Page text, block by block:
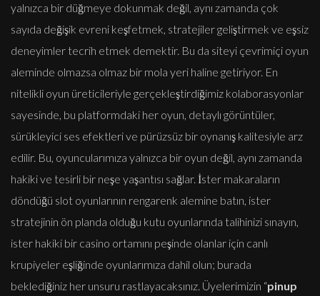
yalnızca bir düğmeye dokunmak değil, aynı zamanda çok
sayıda değişik evreni keşfetmek, stratejiler geliştirmek ve eşsiz
deneyimler tecrih etmek demektir. Bu da siteyi çevrimiçi oyun
aleminde olmazsa olmaz bir mola yeri haline getiriyor. En
nitelikli oyun üreticileriyle gerçekleştirdiğimiz kolaborasyonlar
sayesinde, bu platformdaki her oyun, detaylı görüntüler,
sürükleyici ses efektleri ve pürüzsüz bir oynanış kalitesiyle arz
edilir. Bu, oyuncularımıza yalnızca bir oyun değil, aynı zamanda
hakiki ve tesirli bir neşe yaşantısı sağlar. İster makaraların
döndüğü slot oyunlarının rengarenk alemine batın, ister
stratejinin ön planda olduğu kutu oyunlarında talihinizi sınayın,
ister hakiki bir casino ortamını peşinde olanlar için canlı
krupiyeler eşliğinde oyunlarımıza dahil olun; burada
beklediğiniz her unsuru rastlayacaksınız. Üyelerimizin “pinup